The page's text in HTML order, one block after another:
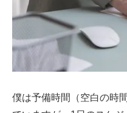
僕は予備時間（空白の時